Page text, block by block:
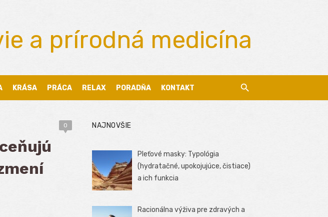
a prírodná medicína
KRÁSA PRÁCA RELAX PORADŇA KONTAKT
0 NAJNOVŠIE
Pleťové masky: Typológia
(hydratačné, upokojujúce, čistiace)
a ich funkcia
Racionálna výživa pre zdravých a